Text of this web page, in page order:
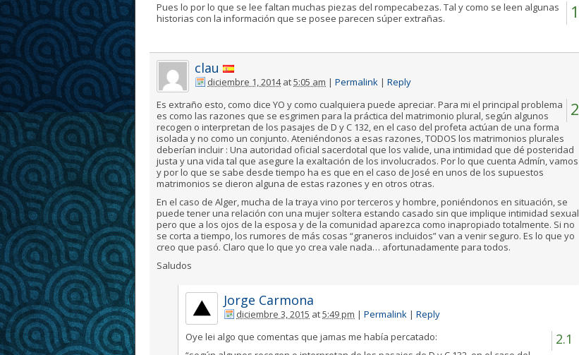
1
Pues lo por lo que se lee faltan muchas piezas del rompecabezas. Tal y como se leen algunas
historias con la información que se posee parecen súper extrañas.
clau
diciembre 1, 2014at5:05 am | Permalink | Reply
2
Es extraño esto, como dice YO y como cualquiera puede apreciar. Para mi el principal problema
es como las razones que se esgrimen para la práctica del matrimonio plural, según algunos
recogen o interpretan de los pasajes de D y C 132, en el caso del profeta actúan de una forma
isolada y no como un conjunto. Ateniéndonos a esas razones, TODOS los matrimonios plurales
deberían incluir : Una autoridad oficial sacerdotal que los valide, una intimidad que dé posteridad
justa y una vida tal que asegure la exaltación de los involucrados. Por lo que cuenta Admín, vamos
y por lo que se sabe desde tiempo ha es que en el caso de José en unos de los supuestos
matrimonios se dieron alguna de estas razones y en otros otras.
En el caso de Alger, mucha de la traya vino por terceros y hombre, poniéndonos en situación, se
puede tener una relación con una mujer soltera estando casado sin que implique intimidad sexual
pero que a los ojos de la esposa y de la comunidad aparezca como inapropiado totalmente. Si no
se corta a tiempo, los rumores de más cosas “graneros incluidos” van a venir seguro. Es lo que yo
creo que pasó. Claro que lo que yo crea vale nada… afortunadamente para todos.
Saludos
Jorge Carmona
diciembre 3, 2015 at5:49 pm | Permalink | Reply
2.1
Oye lei algo que comentas que jamas me había percatado: